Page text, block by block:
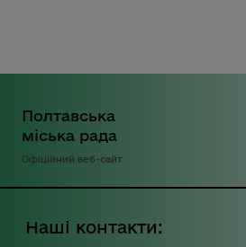
Полтавська
міська рада
Офіційний веб-сайт
Наші контакти: